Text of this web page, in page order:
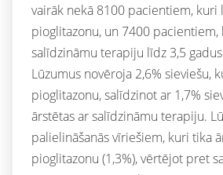
vairāk nekā 8100 pacientiem, kuri
pioglitazonu, un 7400
salīdzināmu terapiju līdz 3,5
Lūzumus novēroja 2,6% sieviešu,
pioglitazonu, salīdzinot ar 1,7%
ārstētas ar salīdzināmu terapiju.
palielināšanās vīriešiem, kuri tika
pioglitazonu (1,3%), vērtējot pret